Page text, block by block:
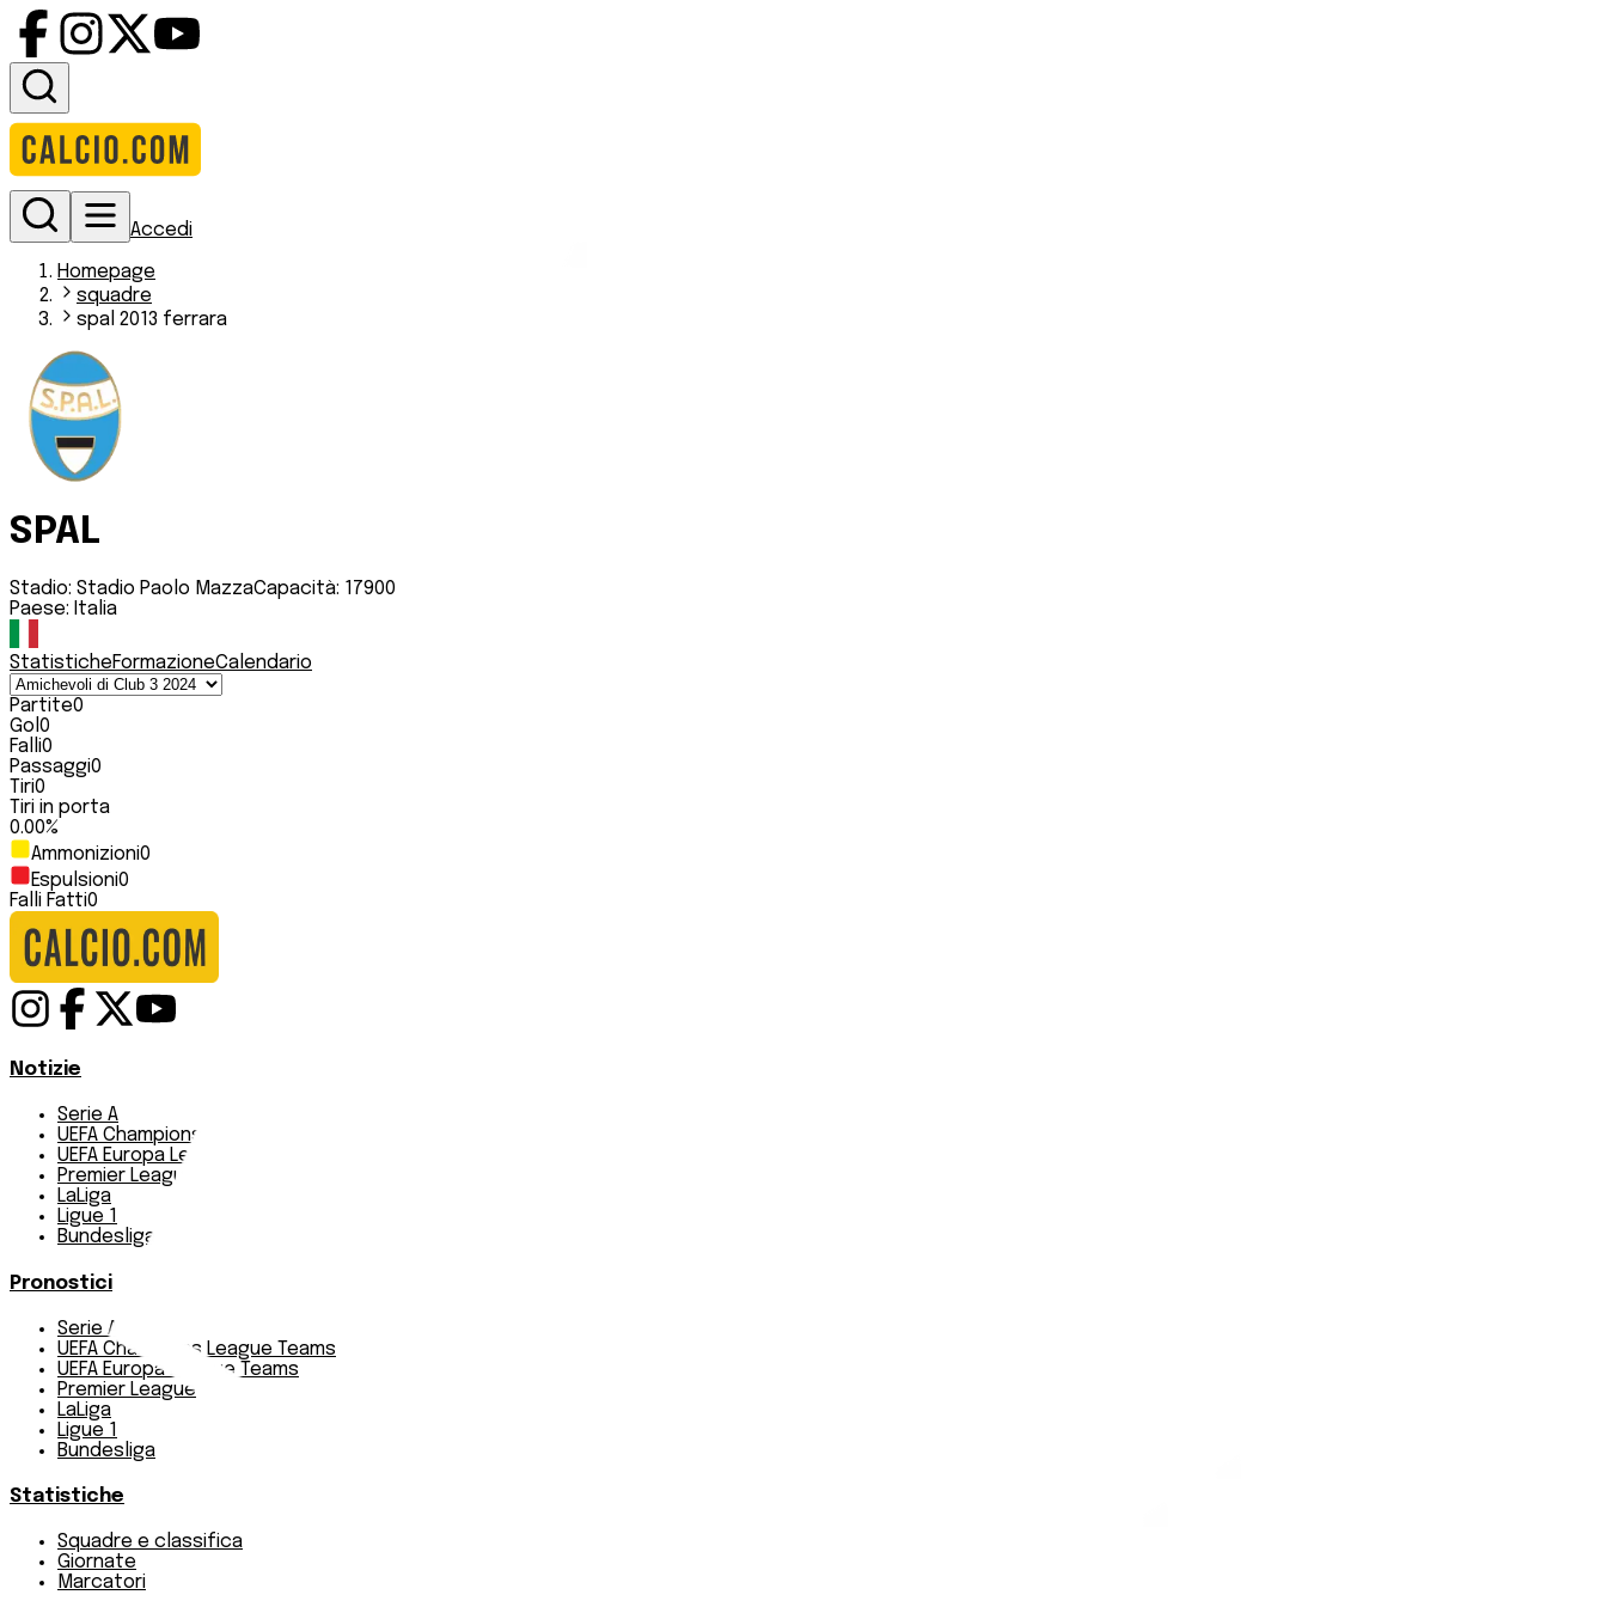
Accedi
Homepage
squadre
spal 2013 ferrara
SPAL
Stadio: Stadio Paolo MazzaCapacità: 17900
Paese: Italia
StatisticheFormazioneCalendario
Partite0
Gol 0
Falli0
Passaggi0
Tiri0
Tiri in porta
0.00%
Ammonizioni0
Espulsioni0
Falli Fatti0
Notizie
Serie A
UEFA Champions League Teams
UEFA Europa League Teams
Premier League
LaLiga
Ligue 1
Bundesliga
Pronostici
Serie A
UEFA Champions League Teams
UEFA Europa League Teams
Premier League
LaLiga
Ligue 1
Bundesliga
Statistiche
Squadre e classifica
Giornate
Marcatori